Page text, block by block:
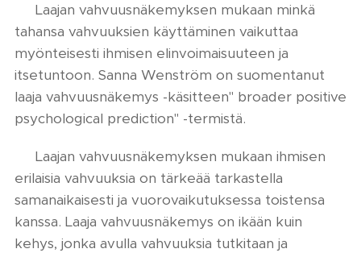
🙏 Laajan vahvuusnäkemyksen mukaan minkä
tahansa vahvuuksien käyttäminen vaikuttaa
myönteisesti ihmisen elinvoimaisuuteen ja
itsetuntoon. Sanna Wenström on suomentanut
laaja vahvuusnäkemys -käsitteen" broader positive
psychological prediction" -termistä.
🙏 Laajan vahvuusnäkemyksen mukaan ihmisen
erilaisia vahvuuksia on tärkeää tarkastella
samanaikaisesti ja vuorovaikutuksessa toistensa
kanssa. Laaja vahvuusnäkemys on ikään kuin
kehys, jonka avulla vahvuuksia tutkitaan ja